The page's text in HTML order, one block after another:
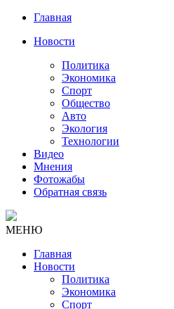
Главная
Новости
Политика
Экономика
Спорт
Общество
Авто
Экология
Технологии
Видео
Мнения
Фотожабы
Обратная связь
МЕНЮ
Главная
Новости
Политика
Экономика
Спорт